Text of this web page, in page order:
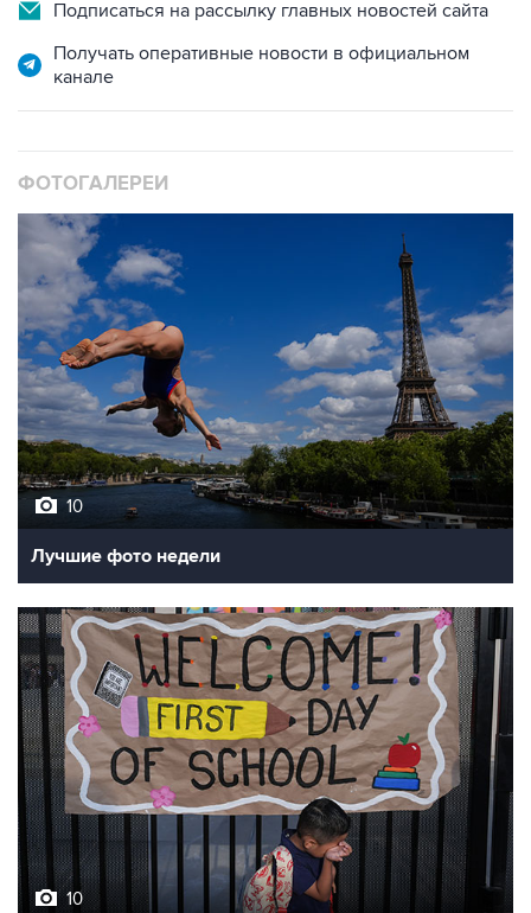
10
Лучшие фото недели
10
Фотохроника 7 августа